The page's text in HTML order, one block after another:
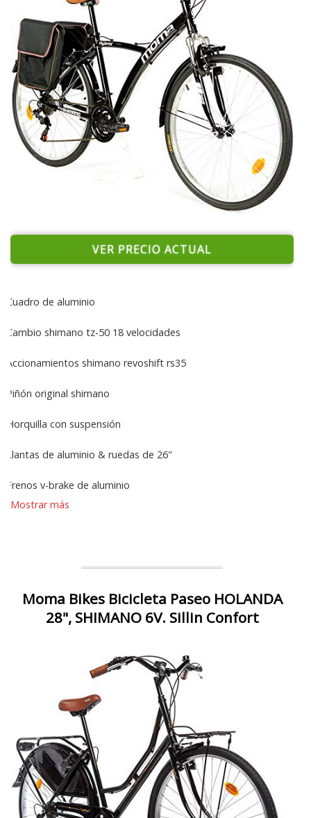
VER PRECIO ACTUAL
Cuadro de aluminio
Cambio shimano tz-50 18 velocidades
Accionamientos shimano revoshift rs35
Piñón original shimano
Horquilla con suspensión
Llantas de aluminio & ruedas de 26"
Frenos v-brake de aluminio
Mostrar más
Moma Bikes Bicicleta Paseo HOLANDA
28", SHIMANO 6V. Sillin Confort